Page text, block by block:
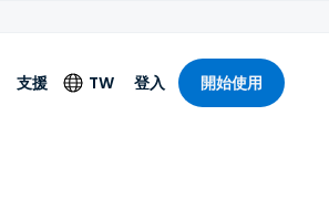
支援 TW 登入 開始使用